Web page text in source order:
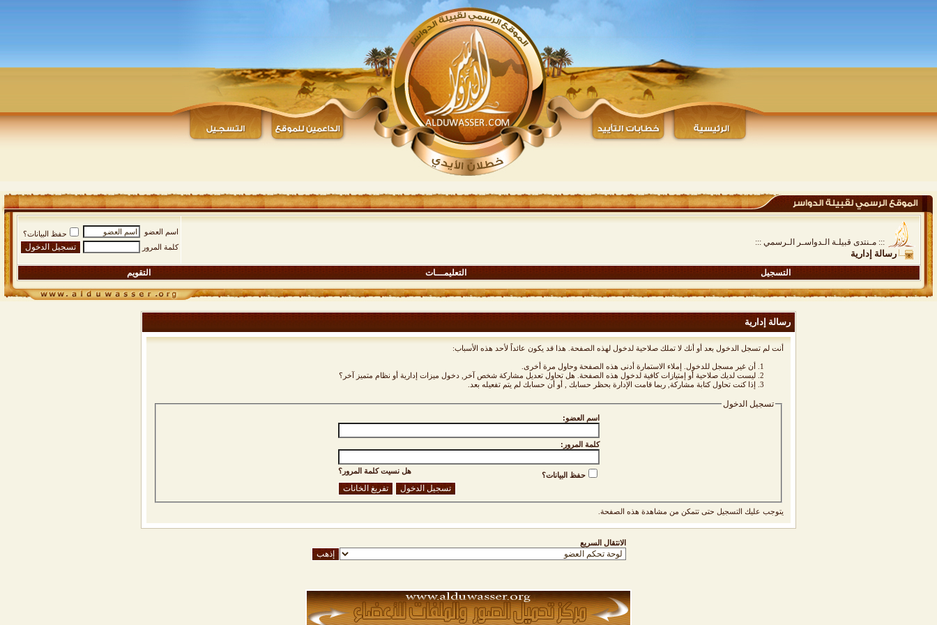
::: مـنتدى قبيلـة الـدواسـر الـرسمي :::
رسالة إدارية
اسم العضو
حفظ البيانات؟
كلمة المرور
التسجيل التعليمـــات التقويم
رسالة إدارية
أنت لم تسجل الدخول بعد أو أنك لا تملك صلاحية لدخول لهذه الصفحة. هذا قد يكون عائداً لأحد هذه الأسباب:
أن غير مسجل للدخول. إملاء الاستمارة أدنى هذه الصفحة وحاول مرة أخرى.
ليست لديك صلاحية أو إمتيازات كافية لدخول هذه الصفحة. هل تحاول تعديل مشاركة شخص آخر, دخول ميزات إدارية أو نظام متميز آخر؟
إذا كنت تحاول كتابة مشاركة, ربما قامت الإدارة بحظر حسابك , أو أن حسابك لم يتم تفعيله بعد.
تسجيل الدخول
اسم العضو:
كلمة المرور:
هل نسيت كلمة المرور؟ حفظ البيانات؟
يتوجب عليك التسجيل حتى تتمكن من مشاهدة هذه الصفحة.
الانتقال السريع